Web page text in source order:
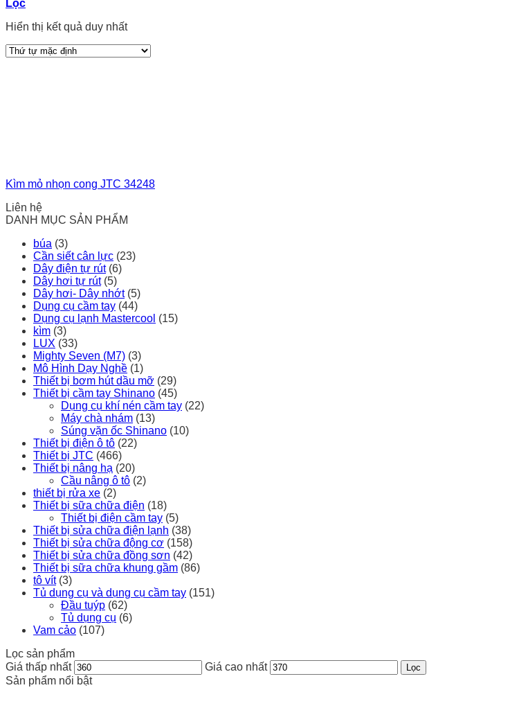
Lọc
Hiển thị kết quả duy nhất
Kìm mỏ nhọn cong JTC 34248
Liên hệ
DANH MỤC SẢN PHẨM
búa (3)
Cần siết cân lực (23)
Dây điện tự rút (6)
Dây hơi tự rút (5)
Dây hơi- Dây nhớt (5)
Dụng cụ cầm tay (44)
Dụng cụ lạnh Mastercool (15)
kìm (3)
LUX (33)
Mighty Seven (M7) (3)
Mô Hình Dạy Nghề (1)
Thiết bị bơm hút dầu mỡ (29)
Thiết bị cầm tay Shinano (45)
Dụng cụ khí nén cầm tay (22)
Máy chà nhám (13)
Súng vặn ốc Shinano (10)
Thiết bị điện ô tô (22)
Thiết bị JTC (466)
Thiết bị nâng hạ (20)
Cầu nâng ô tô (2)
thiết bị rửa xe (2)
Thiết bị sữa chữa điện (18)
Thiết bị điện cầm tay (5)
Thiết bị sửa chữa điện lạnh (38)
Thiết bị sửa chữa động cơ (158)
Thiết bị sửa chữa đồng sơn (42)
Thiết bị sữa chữa khung gầm (86)
tô vít (3)
Tủ dụng cụ và dụng cụ cầm tay (151)
Đầu tuýp (62)
Tủ dụng cụ (6)
Vam cảo (107)
Lọc sản phẩm
Giá thấp nhất
Giá cao nhất Lọc
Sản phẩm nổi bật